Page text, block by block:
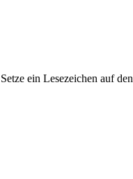
ein Lesezeichen auf den